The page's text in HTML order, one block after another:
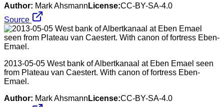
Author: Mark Ahsmann License:CC-BY-SA-4.0
Source
2013-05-05 West bank of Albertkanaal at Eben Emael seen
from Plateau van Caestert. With canon of fortress Eben-
Emael.
Author: Mark Ahsmann License:CC-BY-SA-4.0